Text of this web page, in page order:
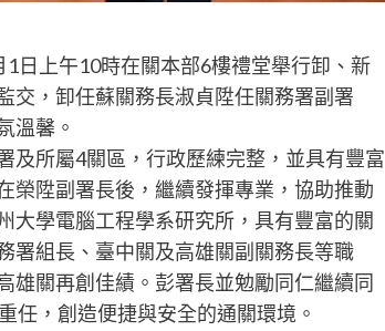
日上午10時在關本部6樓禮堂舉行卸、新
交，卸任蘇關務長淑貞陞任關務署副署
溫馨。
及所屬4關區，行政歷練完整，並具有豐富
榮陞副署長後，繼續發揮專業，協助推動
大學電腦工程學系研究所，具有豐富的關
署組長、臺中關及高雄關副關務長等職
雄關再創佳績。彭署長並勉勵同仁繼續同
任，創造便捷與安全的通關環境。